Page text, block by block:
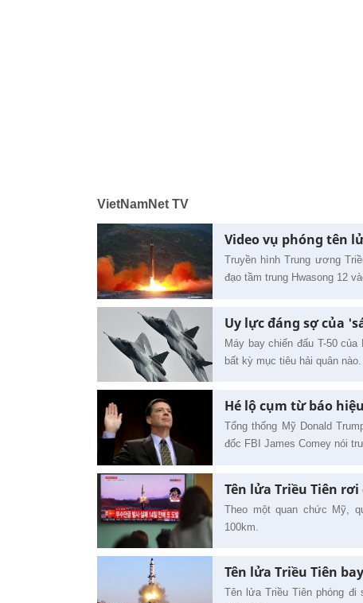
VietNamNet TV
Video vụ phóng tên
Truyền hình Trung ương
đạo tầm trung Hwasong 12
Uy lực đáng sợ của
Máy bay chiến đấu T-50
bất kỳ mục tiêu hải quân nào.
Hé lộ cụm từ báo
Tổng thống Mỹ Donald
đốc FBI James Comey nói
Tên lửa Triều Tiên
Theo một quan chức Mỹ,
100km.
Tên lửa Triều Tiên
Tên lửa Triều Tiên phóng